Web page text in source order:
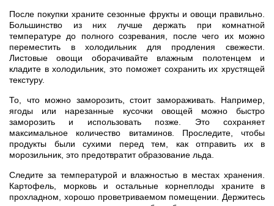
После покупки храните сезонные фрукты и овощи правильно.
Большинство из них лучше держать при комнатной
температуре до полного созревания, после чего их можно
переместить в холодильник для продления свежести.
Листовые овощи оборачивайте влажным полотенцем и
кладите в холодильник, это поможет сохранить их хрустящей
текстуру.
То, что можно заморозить, стоит замораживать. Например,
ягоды или нарезанные кусочки овощей можно быстро
заморозить и использовать позже. Это сохраняет
максимальное количество витаминов. Проследите, чтобы
продукты были сухими перед тем, как отправить их в
морозильник, это предотвратит образование льда.
Следите за температурой и влажностью в местах хранения.
Картофель, морковь и остальные корнеплоды храните в
прохладном, хорошо проветриваемом помещении. Держитесь